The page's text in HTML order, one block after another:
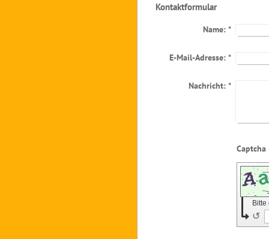
Kontaktformular
Name:*
E-Mail-Adresse:*
Nachricht:*
↺